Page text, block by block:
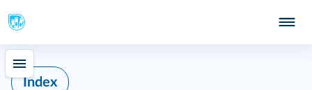
Index